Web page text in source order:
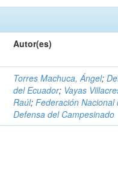
Autor(es)
Torres Machuca, Ángel;
del Ecuador; Vayas
Raúl;Federación Nacional
Defensa del Campesinado